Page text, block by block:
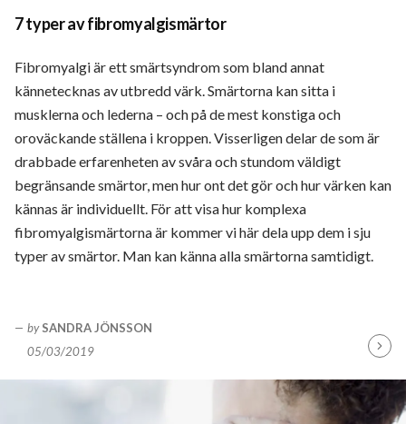
7 typer av fibromyalgismärtor
Fibromyalgi är ett smärtsyndrom som bland annat
kännetecknas av utbredd värk. Smärtorna kan sitta i
musklerna och lederna – och på de mest konstiga och
oroväckande ställena i kroppen. Visserligen delar de som är
drabbade erfarenheten av svåra och stundom väldigt
begränsande smärtor, men hur ont det gör och hur värken kan
kännas är individuellt. För att visa hur komplexa
fibromyalgismärtorna är kommer vi här dela upp dem i sju
typer av smärtor. Man kan känna alla smärtorna samtidigt.
by SANDRA JÖNSSON
05/03/2019